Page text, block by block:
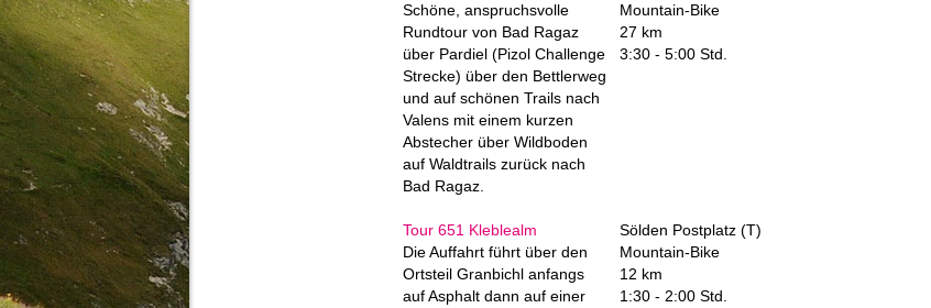
Schöne, anspruchsvolle
Rundtour von Bad Ragaz
über Pardiel (Pizol Challenge
Strecke) über den Bettlerweg
und auf schönen Trails nach
Valens mit einem kurzen
Abstecher über Wildboden
auf Waldtrails zurück nach
Bad Ragaz.
Mountain-Bike
27 km
3:30 - 5:00 Std.
Tour 651 Kleblealm
Die Auffahrt führt über den
Ortsteil Granbichl anfangs
auf Asphalt dann auf einer
Sölden Postplatz (T)
Mountain-Bike
12 km
1:30 - 2:00 Std.